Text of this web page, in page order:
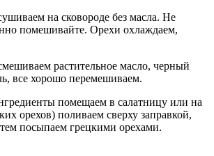
на сковороде без масла. Не
помешивайте. Орехи охлаждаем,
растительное масло, черный
все хорошо перемешиваем.
помещаем в салатницу или на
орехов) поливаем сверху заправкой,
посыпаем грецкими орехами.